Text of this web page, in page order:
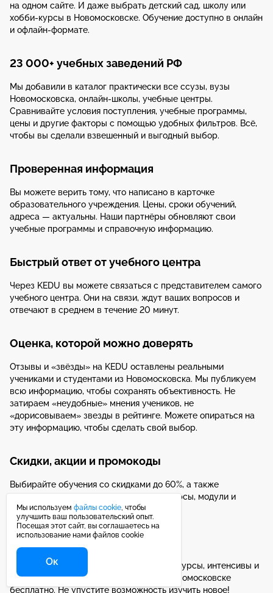
на одном сайте. И даже выбрать детский сад, школу или
хобби-курсы в Новомосковске. Обучение доступно в онлайн
и офлайн-формате.
23 000+ учебных заведений РФ
Мы добавили в каталог практически все ссузы, вузы
Новомосковска, онлайн-школы, учебные центры.
Сравнивайте условия поступления, учебные программы,
цены и другие факторы с помощью удобных фильтров. Всё,
чтобы вы сделали взвешенный и выгодный выбор.
Проверенная информация
Вы можете верить тому, что написано в карточке
образовательного учреждения. Цены, сроки обучений,
адреса — актуальны. Наши партнёры обновляют свои
учебные программы и справочную информацию.
Быстрый ответ от учебного центра
Через KEDU вы можете связаться с представителем самого
учебного центра. Они на связи, ждут ваших вопросов и
отвечают в среднем в течение 20 минут.
Оценка, которой можно доверять
Отзывы и «звёзды» на KEDU оставлены реальными
учениками и студентами из Новомосковска. Мы публикуем
всю информацию, чтобы сохранять объективность. Не
затираем «неудобные» мнения учеников, не
«дорисовываем» звезды в рейтинге. Можете опираться на
эту информацию, чтобы сделать свой выбор.
Скидки, акции и промокоды
Выбирайте обучения со скидками до 60%, а также
получайте подарки за покупки: целые курсы, модули и
программы повышения квалификации.
Бесплатные курсы
В разделе «Бесплатное обучение» есть курсы, интенсивы и
лекции, которые вы можете пройти в Новомосковске
бесплатно. Не упустите возможность изучить новое!
Мы используем файлы cookie, чтобы
улучшить ваш пользовательский опыт.
Посещая этот сайт, вы соглашаетесь на
использование нами файлов cookie
Ок